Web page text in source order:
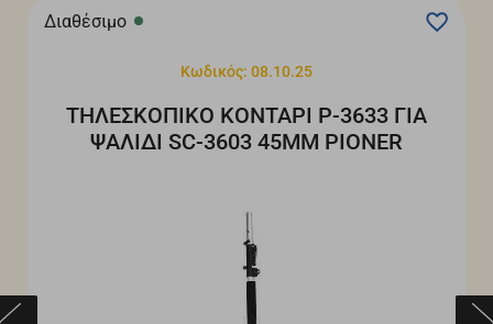
Διαθέσιμο
Κωδικός: 08.10.25
ΤΗΛΕΣΚΟΠΙΚΟ ΚΟΝΤΑΡΙ Ρ-3633 ΓΙΑ
ΨΑΛΙΔΙ SC-3603 45MM PIONER